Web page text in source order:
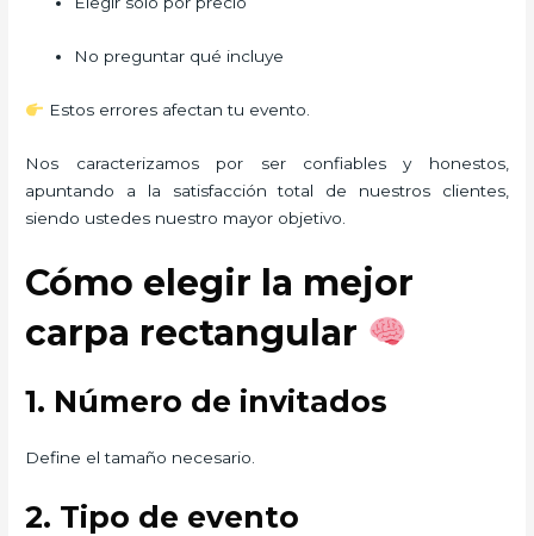
No preguntar qué incluye
Estos errores afectan tu evento.
Nos caracterizamos por ser confiables y honestos,
apuntando a la satisfacción total de nuestros clientes,
siendo ustedes nuestro mayor objetivo.
Cómo elegir la mejor
carpa rectangular
1. Número de invitados
Define el tamaño necesario.
2. Tipo de evento